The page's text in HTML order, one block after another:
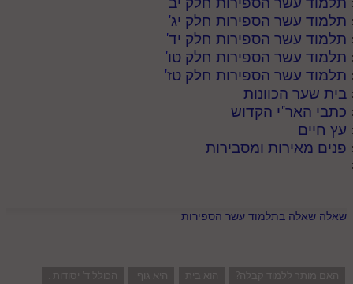
תלמוד עשר הספירות חלק יג'
תלמוד עשר הספירות חלק יד'
תלמוד עשר הספירות חלק טו'
תלמוד עשר הספירות חלק טז'
בית שער הכוונות
כתבי האר"י הקדוש
עץ חיים
פנים מאירות ומסבירות
שאלה שאלה בתלמוד עשר הספירות
האם מותר ללמוד קבלה? הוא בית היא גוף.
הכולל ד' יסודות .